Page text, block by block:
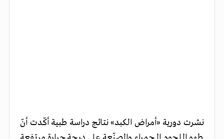
نشرت دورية «أمراض الكبد» نتائج دراسة طبية أكّدت أنّ